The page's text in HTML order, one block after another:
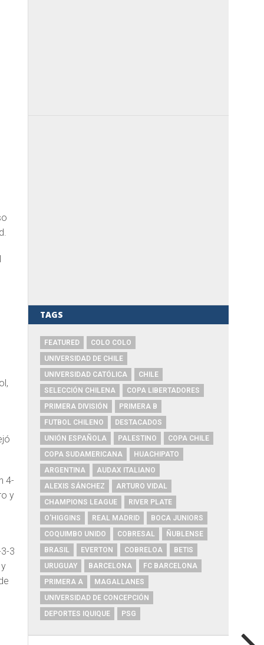
4-
y
3
TAGS
FEATURED
COLO COLO
UNIVERSIDAD DE CHILE
UNIVERSIDAD CATÓLICA
CHILE
SELECCIÓN CHILENA
COPA LIBERTADORES
PRIMERA DIVISIÓN
PRIMERA B
FUTBOL CHILENO
DESTACADOS
UNIÓN ESPAÑOLA
PALESTINO
COPA CHILE
COPA SUDAMERICANA
HUACHIPATO
ARGENTINA
AUDAX ITALIANO
ALEXIS SÁNCHEZ
ARTURO VIDAL
CHAMPIONS LEAGUE
RIVER PLATE
O'HIGGINS
REAL MADRID
BOCA JUNIORS
COQUIMBO UNIDO
COBRESAL
ÑUBLENSE
BRASIL
EVERTON COBRELOA
BETIS
URUGUAY
BARCELONA
FC BARCELONA
PRIMERA A
MAGALLANES
UNIVERSIDAD DE CONCEPCIÓN
DEPORTES IQUIQUE
PSG